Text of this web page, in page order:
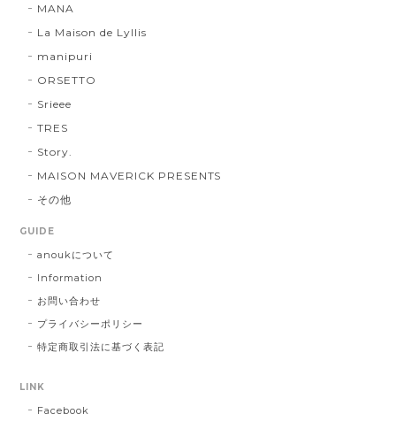
MANA
La Maison de Lyllis
manipuri
ORSETTO
Srieee
TRES
Story.
MAISON MAVERICK PRESENTS
その他
GUIDE
anoukについて
Information
お問い合わせ
プライバシーポリシー
特定商取引法に基づく表記
LINK
Facebook